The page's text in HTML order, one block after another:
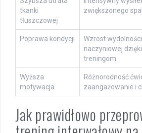
tkanki
tłuszczowej
zwiększonego
Poprawa kondycji
Wzrost
naczyniowej
treningom.
Wyższa
motywacja
Różnorodność
zaangażowanie i
Jak prawidłowo